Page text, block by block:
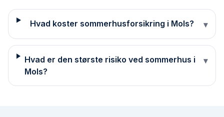
Hvad koster sommerhusforsikring i Mols? ▾
Hvad er den største risiko ved sommerhus i
Mols?
▾